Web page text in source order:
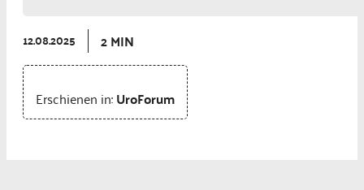
12.08.2025 2 MIN
Erschienen in:UroForum